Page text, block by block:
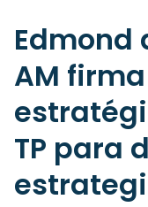
Edmond
AM
TP para